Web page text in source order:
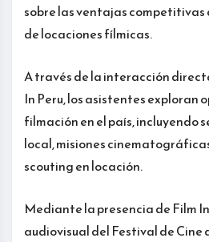
sobre las ventajas competitivas
de locaciones fílmicas.
A través de la interacción
In Peru, los asistentes exploran
filmación en el país, incluyendo
local, misiones
scouting en locación.
Mediante la presencia de Film
audiovisual del Festival de Cine